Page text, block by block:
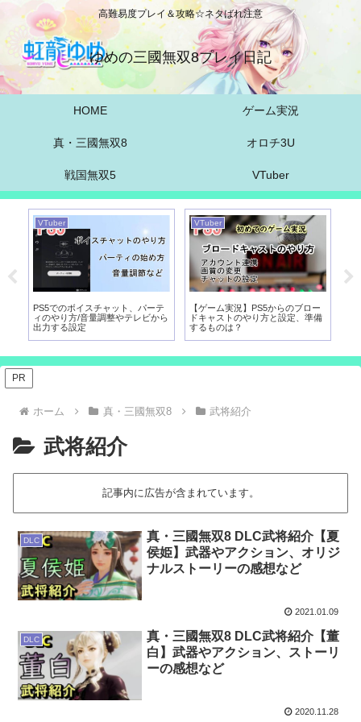
高難易度プレイ＆攻略☆ネタばれ注意
ゆめの三國無双8プレイ日記
HOME ゲーム実況
真・三國無双8 オロチ3U
戦国無双5 VTuber
VTuber
PS5でのボイスチャット、パーテ
ィのやり方/音量調整やテレビから
出力する設定
VTuber
【ゲーム実況】PS5からのブロー
ドキャストのやり方と設定、準備
するものは？
PR
ホーム 真・三國無双8 武将紹介
武将紹介
記事内に広告が含まれています。
DLC
真・三國無双8 DLC武将紹介【夏
侯姫】武器やアクション、オリジ
ナルストーリーの感想など
2021.01.09
DLC
真・三國無双8 DLC武将紹介【董
白】武器やアクション、ストーリ
ーの感想など
2020.11.28